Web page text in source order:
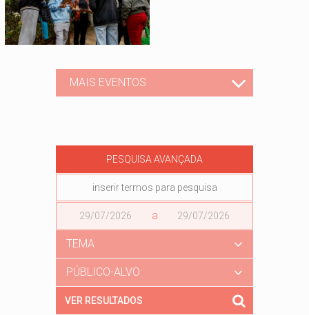
MAIS EVENTOS
PESQUISA AVANÇADA
a
Data
TEMA
PÚBLICO-ALVO